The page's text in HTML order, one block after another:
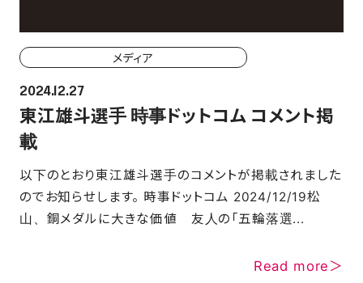
メディア
2024.12.27
東江雄斗選手 時事ドットコム コメント掲
載
以下のとおり東江雄斗選手のコメントが掲載されました
のでお知らせします。 時事ドットコム 2024/12/19松
山、銅メダルに大きな価値 友人の「五輪落選...
Read more＞